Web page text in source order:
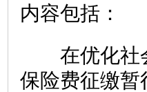
内容包括：
在优化社会
保险费征缴暂